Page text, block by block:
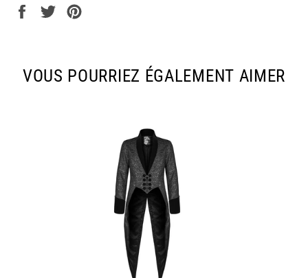
PartagerTweeter
VOUS POURRIEZ ÉGALEMENT AIMER